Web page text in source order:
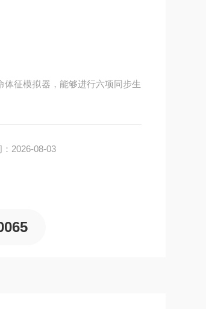
征模拟器，能够进行六项同步生
2026-08-03